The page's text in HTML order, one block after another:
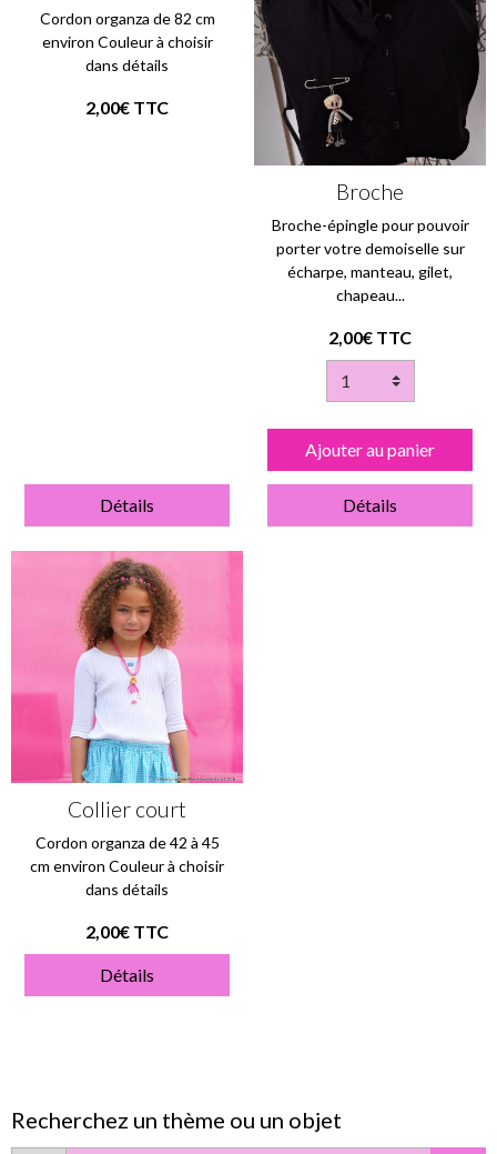
Cordon organza de 82 cm
environ Couleur à choisir
dans détails
2,00€ TTC
Détails
Broche
Broche-épingle pour pouvoir
porter votre demoiselle sur
écharpe, manteau, gilet,
chapeau...
2,00€ TTC
Ajouter au panier
Détails
Collier court
Cordon organza de 42 à 45
cm environ Couleur à choisir
dans détails
2,00€ TTC
Détails
Recherchez un thème ou un objet